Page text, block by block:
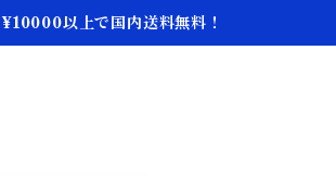
¥10000以上で国内送料無料！